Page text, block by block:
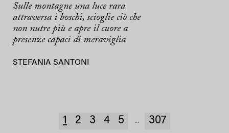
Sulle montagne una luce rara
attraversa i boschi, scioglie ciò che
non nutre più e apre il cuore a
presenze capaci di meraviglia
STEFANIA SANTONI
1 2 3 4 5 ... 307